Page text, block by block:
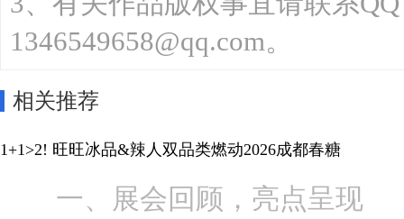
1346549658@qq.com。
相关推荐
1+1>2! 旺旺冰品&辣人双品类燃动2026成都春糖
一、展会回顾，亮点呈现